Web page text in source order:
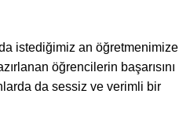
istediğimiz an öğretmenimize
öğrencilerin başarısını
da sessiz ve verimli bir